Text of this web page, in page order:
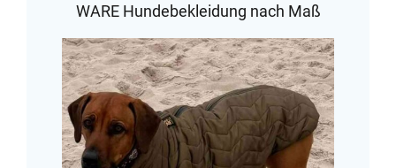
WARE Hundebekleidung nach Maß